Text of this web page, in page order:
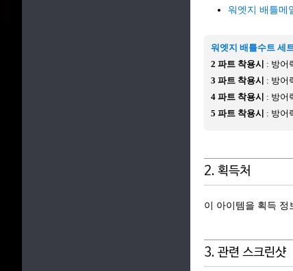
워엣지 배틀메
워엣지 배틀수트 세
2 파트 착용시 : 방어
3 파트 착용시 : 방어
4 파트 착용시 : 방어
5 파트 착용시 : 방어
2. 획득처
이 아이템을 획득 정
3. 관련 스크린샷